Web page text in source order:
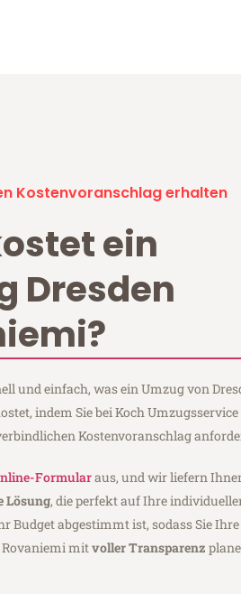
Kostenvoranschlag erhalten
ein
Dresden
und einfach, was ein Umzug von
indem Sie bei Koch
Kostenvoranschlag
Formularaus, und wir liefern
Lösung, die perfekt auf Ihre
Budget abgestimmt ist, sodass Sie
Rovaniemi mitvoller Transparenz